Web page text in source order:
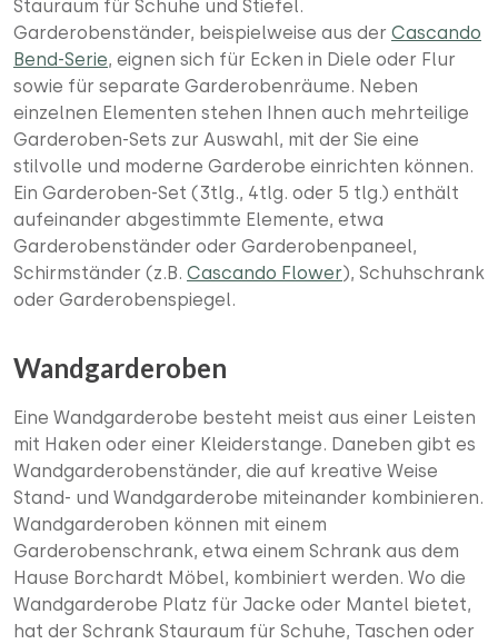
Stauraum für Schuhe und Stiefel.
Garderobenständer, beispielweise aus der Cascando
Bend-Serie, eignen sich für Ecken in Diele oder Flur
sowie für separate Garderobenräume. Neben
einzelnen Elementen stehen Ihnen auch mehrteilige
Garderoben-Sets zur Auswahl, mit der Sie eine
stilvolle und moderne Garderobe einrichten können.
Ein Garderoben-Set (3tlg., 4tlg. oder 5 tlg.) enthält
aufeinander abgestimmte Elemente, etwa
Garderobenständer oder Garderobenpaneel,
Schirmständer (z.B. Cascando Flower), Schuhschrank
oder Garderobenspiegel.
Wandgarderoben
Eine Wandgarderobe besteht meist aus einer Leisten
mit Haken oder einer Kleiderstange. Daneben gibt es
Wandgarderobenständer, die auf kreative Weise
Stand- und Wandgarderobe miteinander kombinieren.
Wandgarderoben können mit einem
Garderobenschrank, etwa einem Schrank aus dem
Hause Borchardt Möbel, kombiniert werden. Wo die
Wandgarderobe Platz für Jacke oder Mantel bietet,
hat der Schrank Stauraum für Schuhe, Taschen oder